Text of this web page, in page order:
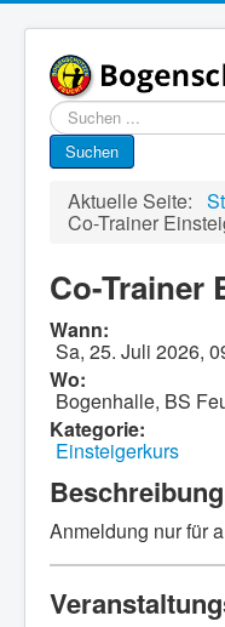
Suchen
...
Suchen
Aktuelle Seite:
Co-Trainer
Co-Trainer
Wann:
Sa, 25. Juli 2026,
Wo:
Bogenhalle, BS
Kategorie:
Einsteigerkurs
Beschreibung
Anmeldung nur für